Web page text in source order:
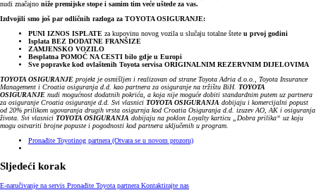
nudi značajno niže premijske stope i samim tim veće uštede za vas.
Izdvojili smo još par odličnih razloga za TOYOTA OSIGURANJE:
PUNI IZNOS ISPLATE za kupovinu novog vozila u slučaju totalne štete u prvoj godini
Isplata BEZ DODATNE FRANŠIZE
ZAMJENSKO VOZILO
Besplatna POMOĆ NA CESTI bilo gdje u Europi
Sve popravke kod ovlaštenih Toyota servisa ORIGINALNIM REZERVNIM DIJELOVIMA
TOYOTA OSIGURANJE projekt je osmišljen i realizovan od strane Toyota Adria d.o.o., Toyota Insurance
Management i Croatia osiguranja d.d. kao partnera za osiguranje na tržištu BiH. TOYOTA
OSIGURANJE nudi mogućnost dodatnih pokrića, a koja nije moguće dobiti standardnim putem uz partnera
za osiguranje Croatia osiguranje d.d. Svi vlasnici TOYOTA OSIGURANJA dobijaju i komercijalni popust
od 20% prilikom ugovaranja drugih vrsta osigurnja kod Croatia Osiguranja d.d. izuzev AO, AK i osiguranja
života. Svi vlasnici TOYOTA OSIGURANJA dobijaju na poklon Loyalty karticu „Dobra prilika“ uz koju
mogu ostvariti brojne popuste i pogodnosti kod partnera uključenih u program.
Pronađite Toyotinog partnera (Otvara se u novom prozoru)
Sljedeći korak
E-naručivanje na servis Pronađite Toyota partnera Kontaktirajte nas